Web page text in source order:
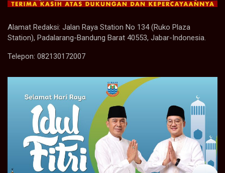
Alamat Redaksi: Jalan Raya Station No 134 (Ruko Plaza
Station), Padalarang-Bandung Barat 40553, Jabar-Indonesia.
Telepon: 082130172007